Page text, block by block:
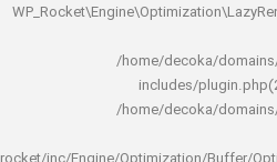
/home/
includes/
/home/